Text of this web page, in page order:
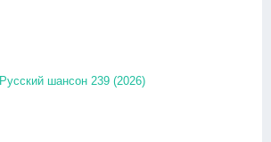
Русский шансон 239 (2026)